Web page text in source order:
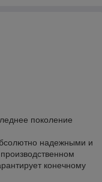
поколение
надежными и
конечному